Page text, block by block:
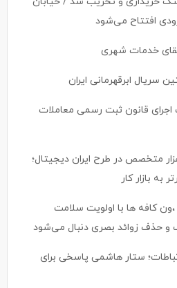
خدمات شهری
سریال ابرقهرمانی ایران
اجرای قانون ثبت رسمی معاملات
هدف‌گذاری ۵۰۰ هزار متخصص در طرح ایران دیجیتال؛
کافه ها با اولویت سلامت
و حذف زوائد بصری دنبال می‌شود
ستار هاشمی پاسخی برای